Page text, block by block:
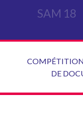
SAM 18
DE